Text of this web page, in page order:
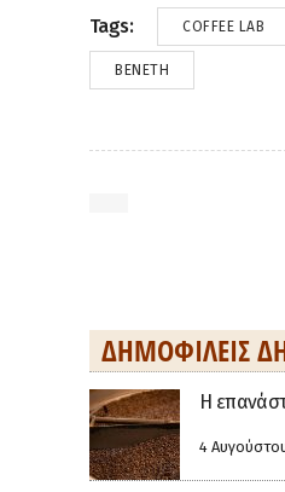
Tags: COFFEE LAB
ΒΕΝΈΤΗ
ΔΗΜΟΦΙΛΕΊΣ
Η
4